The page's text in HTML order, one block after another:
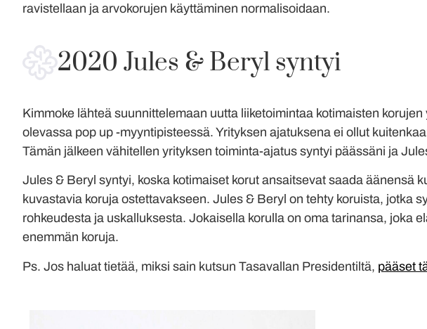
ravistellaan ja arvokorujen käyttäminen normalisoidaan.
2020 Jules & Beryl syntyi
Kimmoke lähteä suunnittelemaan uutta liiketoimintaa kotimaisten
olevassa pop up -myyntipisteessä. Yrityksen ajatuksena ei ollut
Tämän jälkeen vähitellen yrityksen toiminta-ajatus syntyi päässäni ja
Jules & Beryl syntyi, koska kotimaiset korut ansaitsevat saada äänensä
kuvastavia koruja ostettavakseen. Jules & Beryl on tehty koruista, jotka
rohkeudesta ja uskalluksesta. Jokaisella korulla on oma tarinansa, joka
enemmän koruja.
Ps. Jos haluat tietää, miksi sain kutsun Tasavallan Presidentiltä, pääset